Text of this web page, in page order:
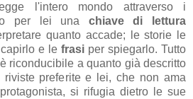
l'intero mondo attraverso i
per lei una chiave di lettura
quanto accade; le storie le
e le frasi per spiegarlo. Tutto
riconducibile a quanto già descritto
preferite e lei, che non ama
si rifugia dietro le sue